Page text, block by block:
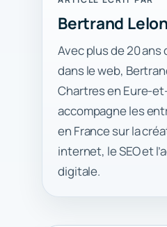
Bertrand
Avec plus de 20 ans
dans le web,
Chartres en Eure-
accompagne les
en France sur la
internet, le SEO et
digitale.